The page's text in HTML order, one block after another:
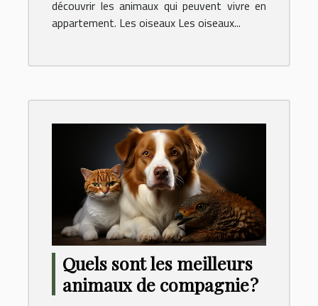
découvrir les animaux qui peuvent vivre en
appartement. Les oiseaux Les oiseaux...
Quels sont les meilleurs
animaux de compagnie ?